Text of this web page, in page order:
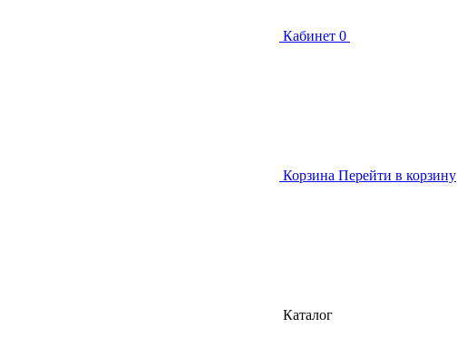
Кабинет 0
Корзина Перейти в корзину
Каталог